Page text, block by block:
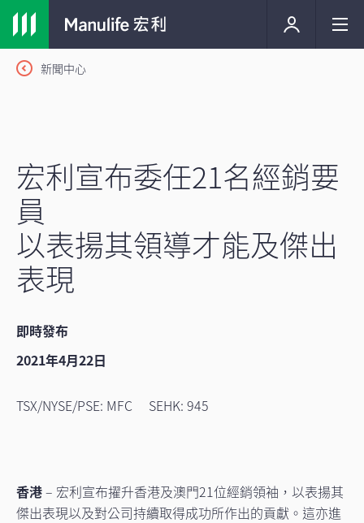
新聞中心
宏利宣布委任21名經銷要
員
以表揚其領導才能及傑出
表現
即時發布
2021年4月22日
TSX/NYSE/PSE: MFC SEHK: 945
香港– 宏利宣布擢升香港及澳門21位經銷領袖，以表揚其
傑出表現以及對公司持續取得成功所作出的貢獻。這亦進